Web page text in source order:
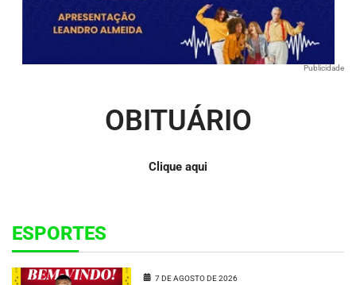
Publicidade
OBITUÁRIO
Clique aqui
ESPORTES
7 DE AGOSTO DE 2026